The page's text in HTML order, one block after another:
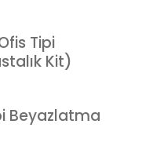
Tipi
Kit)
Beyazlatma